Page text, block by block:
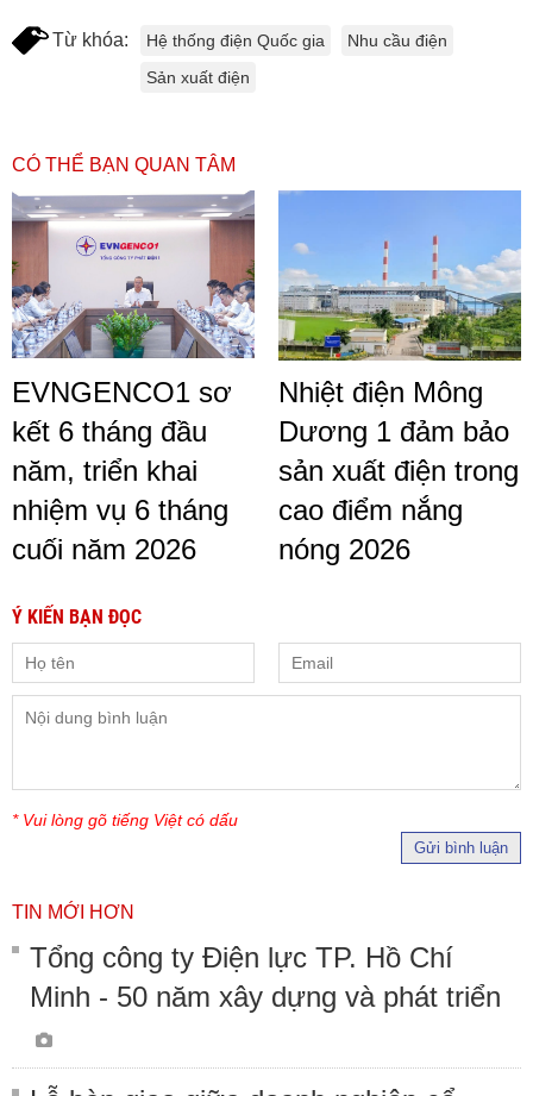
Từ khóa: Hệ thống điện Quốc gia
Nhu cầu điện
Sản xuất điện
CÓ THỂ BẠN QUAN TÂM
EVNGENCO1 sơ
kết 6 tháng đầu
năm, triển khai
nhiệm vụ 6 tháng
cuối năm 2026
Nhiệt điện Mông
Dương 1 đảm bảo
sản xuất điện trong
cao điểm nắng
nóng 2026
Ý KIẾN BẠN ĐỌC
* Vui lòng gõ tiếng Việt có dấu
Gửi bình luận
TIN MỚI HƠN
Tổng công ty Điện lực TP. Hồ Chí
Minh - 50 năm xây dựng và phát triển